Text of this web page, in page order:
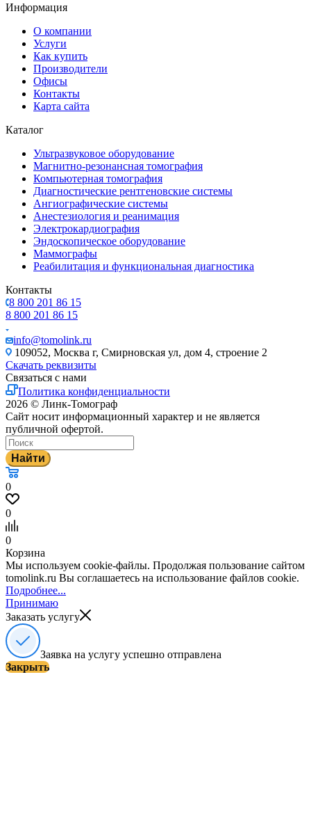
Информация
О компании
Услуги
Как купить
Производители
Офисы
Контакты
Карта сайта
Каталог
Ультразвуковое оборудование
Магнитно-резонансная томография
Компьютерная томография
Диагностические рентгеновские системы
Ангиографические системы
Анестезиология и реанимация
Электрокардиография
Эндоскопическое оборудование
Маммографы
Реабилитация и функциональная диагностика
Контакты
8 800 201 86 15
8 800 201 86 15
info@tomolink.ru
109052, Москва г, Смирновская ул, дом 4, строение 2
Скачать реквизиты
Связаться с нами
Политика конфиденциальности
2026 © Линк-Томограф
Сайт носит информационный характер и не является
публичной офертой.
Найти
0
0
0
Корзина
Мы используем cookie-файлы. Продолжая пользование сайтом
tomolink.ru Вы соглашаетесь на использование файлов cookie.
Подробнее...
Принимаю
Заказать услугу
Заявка на услугу успешно отправлена
Закрыть